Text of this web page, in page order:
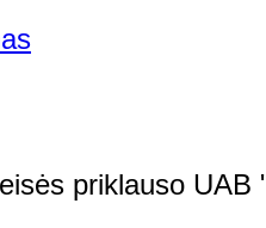
priklauso UAB